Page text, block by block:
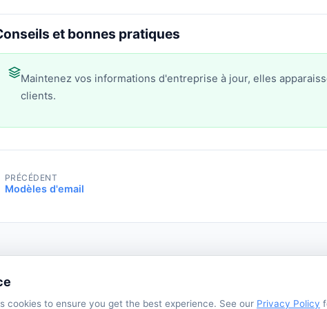
et bonnes pratiques
Maintenez vos informations d'entreprise à jour, elles
clients.
PRÉCÉDENT
Modèles d'email
cookies to ensure you get the best experience. See our Privacy Policy